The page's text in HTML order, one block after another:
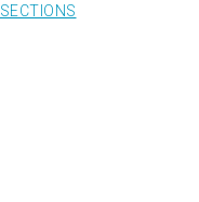
SECTIONS